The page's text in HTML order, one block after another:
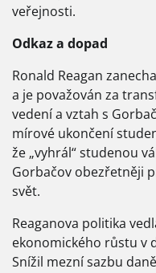
veřejnosti.
Odkaz a dopad
Ronald Reagan
a je považován za
vedení a vztah s
mírové ukončení
že „vyhrál“ studenou
Gorbačov obezřetněji
svět.
Reaganova politika
ekonomického růstu v
Snížil mezní sazbu